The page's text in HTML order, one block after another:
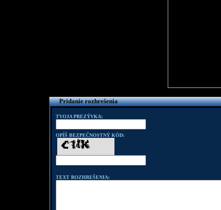
Pridanie rozhrešenia
TVOJA PREZÝVKA:
OPÍŠ BEZPEČNOSTNÝ KÓD:
TEXT ROZHREŠENIA: